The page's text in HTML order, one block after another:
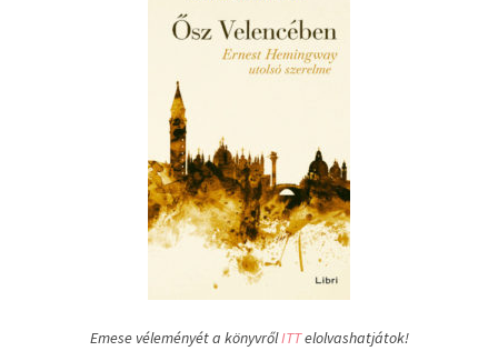
Emese véleményét a könyvrőlITTelolvashatjátok!